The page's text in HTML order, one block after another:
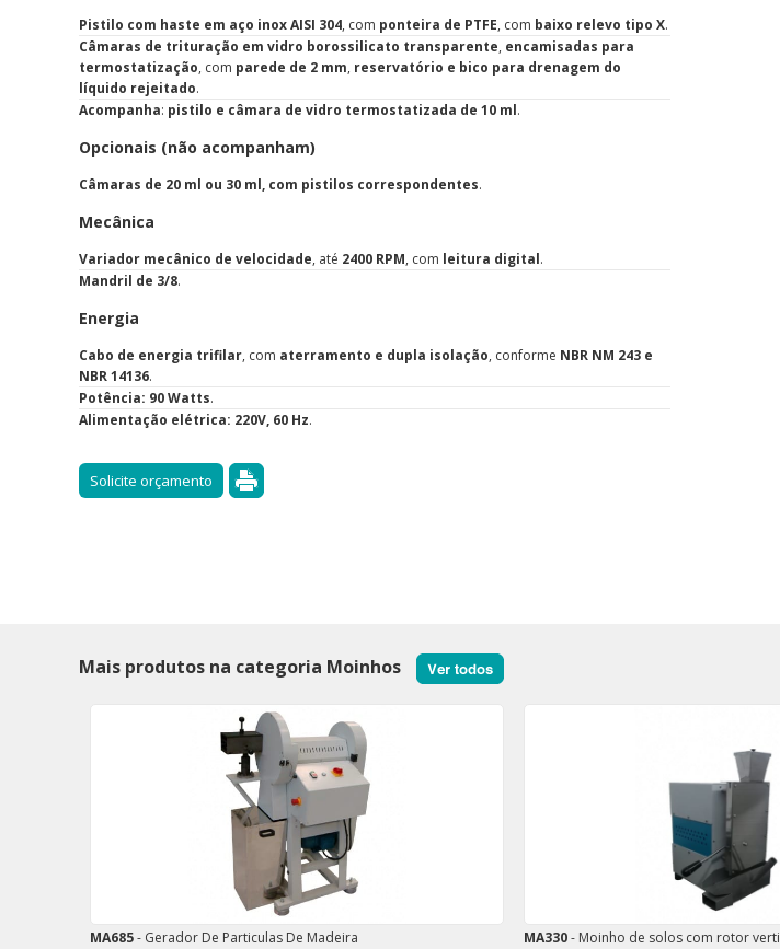
Pistilo com haste em aço inox AISI 304, com ponteira de PTFE, com baixo relevo tipo X.
Câmaras de trituração em vidro borossilicato transparente, encamisadas para
termostatização, com parede de 2 mm, reservatório e bico para drenagem do
líquido rejeitado.
Acompanha: pistilo e câmara de vidro termostatizada de 10 ml.
Opcionais (não acompanham)
Câmaras de 20 ml ou 30 ml, com pistilos correspondentes.
Mecânica
Variador mecânico de velocidade, até 2400 RPM, com leitura digital.
Mandril de 3/8.
Energia
Cabo de energia trifilar, com aterramento e dupla isolação, conforme NBR NM 243 e
NBR 14136.
Potência: 90 Watts.
Alimentação elétrica: 220V, 60 Hz.
Mais produtos na categoria Moinhos
MA685- Gerador De Particulas De Madeira MA330- Moinho de solos com rotor